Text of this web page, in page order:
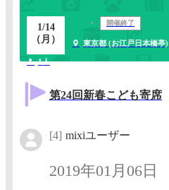
1/14
（月）
開催終了
東京都 (お江戸日本橋亭)
1人
第24回新春こども寄席
[4] mixiユーザー
2019年01月06日